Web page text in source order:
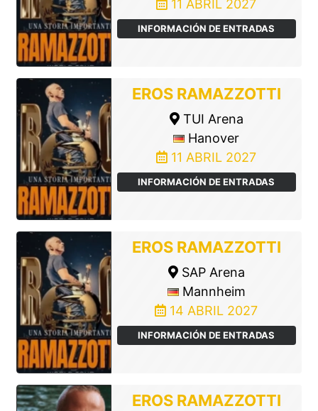
11 ABRIL 2027
INFORMACIÓN DE ENTRADAS
EROS RAMAZZOTTI
TUI Arena
Hanover
11 ABRIL 2027
INFORMACIÓN DE ENTRADAS
EROS RAMAZZOTTI
SAP Arena
Mannheim
14 ABRIL 2027
INFORMACIÓN DE ENTRADAS
EROS RAMAZZOTTI